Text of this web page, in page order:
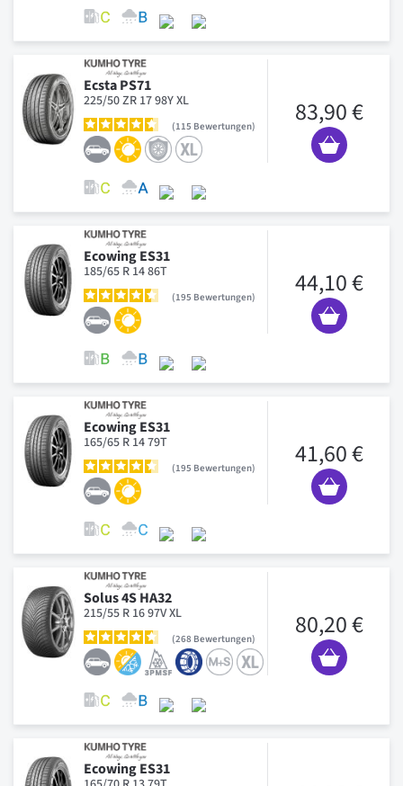
Ecsta PS71
225/50 ZR 17 98Y XL
115 Bewertungen 83,90 €
Ecowing ES31
185/65 R 14 86T
195 Bewertungen 44,10 €
Ecowing ES31
165/65 R 14 79T
195 Bewertungen 41,60 €
Solus 4S HA32
215/55 R 16 97V XL
268 Bewertungen 80,20 €
Ecowing ES31